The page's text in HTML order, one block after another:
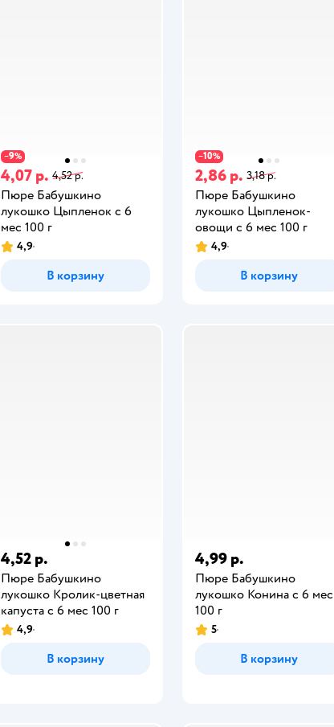
−9%
4,07 р. 4,52 р.
Пюре Бабушкино
лукошко Цыпленок с 6
мес 100 г
4,9
В корзину
−10%
2,86 р. 3,18 р.
Пюре Бабушкино
лукошко Цыпленок-
овощи с 6 мес 100 г
4,9
В корзину
4,52 р.
Пюре Бабушкино
лукошко Кролик-цветная
капуста с 6 мес 100 г
4,9
В корзину
4,99 р.
Пюре Бабушкино
лукошко Конина с 6 мес
100 г
5
В корзину